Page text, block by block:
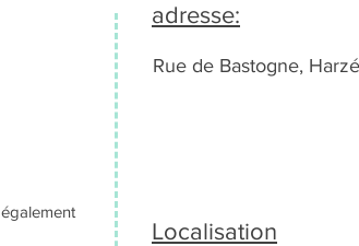
adresse:
Rue de Bastogne, Harzé
Localisation